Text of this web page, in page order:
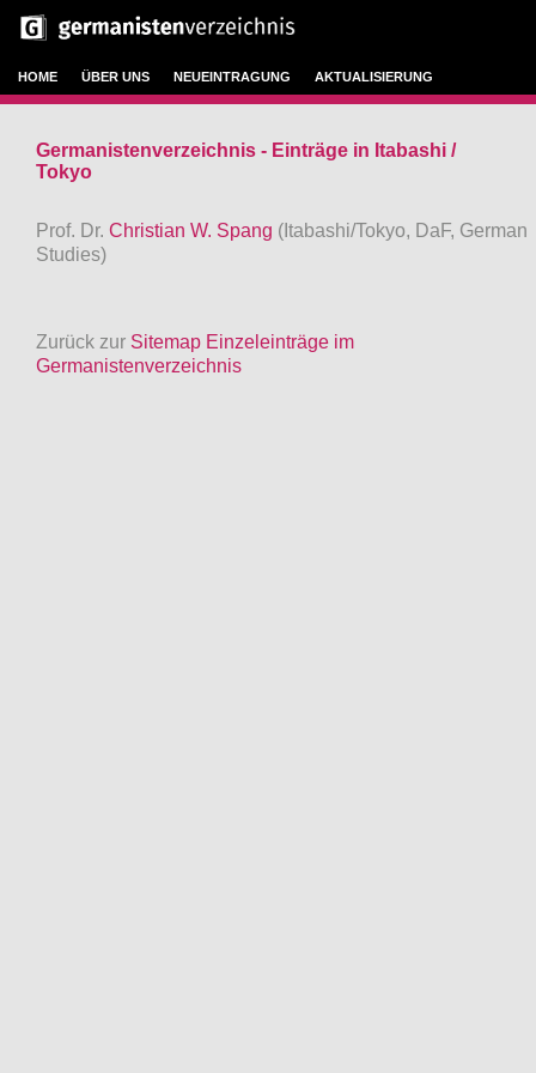
HOME ÜBER UNS NEUEINTRAGUNG AKTUALISIERUNG
Germanistenverzeichnis - Einträge in Itabashi /
Tokyo
Prof. Dr. Christian W. Spang (Itabashi/Tokyo, DaF, German
Studies)
Zurück zur Sitemap Einzeleinträge im
Germanistenverzeichnis